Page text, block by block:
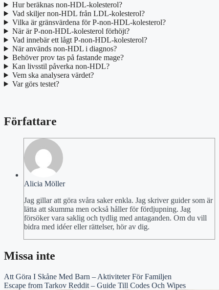
Hur beräknas non-HDL-kolesterol?
Vad skiljer non-HDL från LDL-kolesterol?
Vilka är gränsvärdena för P-non-HDL-kolesterol?
När är P-non-HDL-kolesterol förhöjt?
Vad innebär ett lågt P-non-HDL-kolesterol?
När används non-HDL i diagnos?
Behöver prov tas på fastande mage?
Kan livsstil påverka non-HDL?
Vem ska analysera värdet?
Var görs testet?
Författare
Alicia Möller
Jag gillar att göra svåra saker enkla. Jag skriver guider som är
lätta att skumma men också håller för fördjupning. Jag
försöker vara saklig och tydlig med antaganden. Om du vill
bidra med idéer eller rättelser, hör av dig.
Missa inte
Att Göra I Skåne Med Barn – Aktiviteter För Familjen
Escape from Tarkov Reddit – Guide Till Codes Och Wipes